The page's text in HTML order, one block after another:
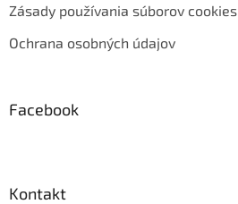
Zásady používania súborov cookies
Ochrana osobných údajov
Facebook
Kontakt